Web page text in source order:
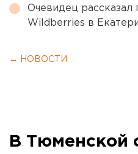
Очевидец рассказал
Wildberries в
← НОВОСТИ
В Тюменской